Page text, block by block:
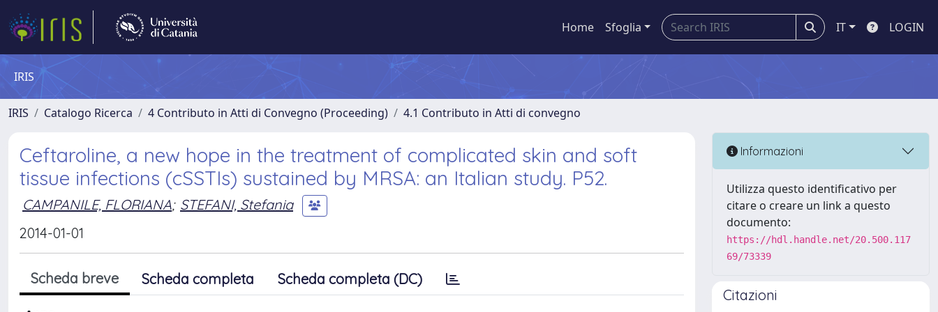
Home Sfoglia IT LOGIN
IRIS
IRIS Catalogo Ricerca 4 Contributo in Atti di Convegno (Proceeding) 4.1 Contributo in Atti di convegno
Ceftaroline, a new hope in the treatment of complicated skin and soft
tissue infections (cSSTIs) sustained by MRSA: an Italian study. P52.
CAMPANILE, FLORIANA; STEFANI, Stefania
2014-01-01
Scheda breve Scheda completa Scheda completa (DC)
Informazioni
Utilizza questo identificativo per
citare o creare un link a questo
documento:
https://hdl.handle.net/20.500.117
69/73339
Citazioni